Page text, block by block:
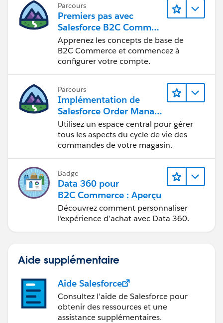
Parcours
Premiers pas avec
Salesforce B2C Commer
ce
Apprenez les concepts de base de
B2C Commerce et commencez à
configurer votre compte.
Parcours
Implémentation de
Salesforce Order Manag
ement avec un magasin
B2B Commerce,
B2C Commerce ou
B2B2C Commerce
Utilisez un espace central pour gérer
tous les aspects du cycle de vie des
commandes de votre magasin.
Badge
Data 360 pour
B2C Commerce : Aperçu
Découvrez comment personnaliser
l’expérience d’achat avec Data 360.
Aide supplémentaire
Aide Salesforce
Consultez l’aide de Salesforce pour
obtenir des ressources et une
assistance supplémentaires.